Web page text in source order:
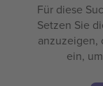
Für diese
Setzen Sie
anzuzeigen,
ein,